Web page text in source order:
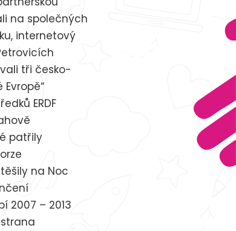
na společných
internetový
tři česko-
ERDF
patřily
na Noc
2007 – 2013